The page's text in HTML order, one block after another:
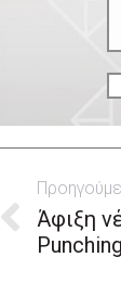
Post
Previous
post:
Άφιξη